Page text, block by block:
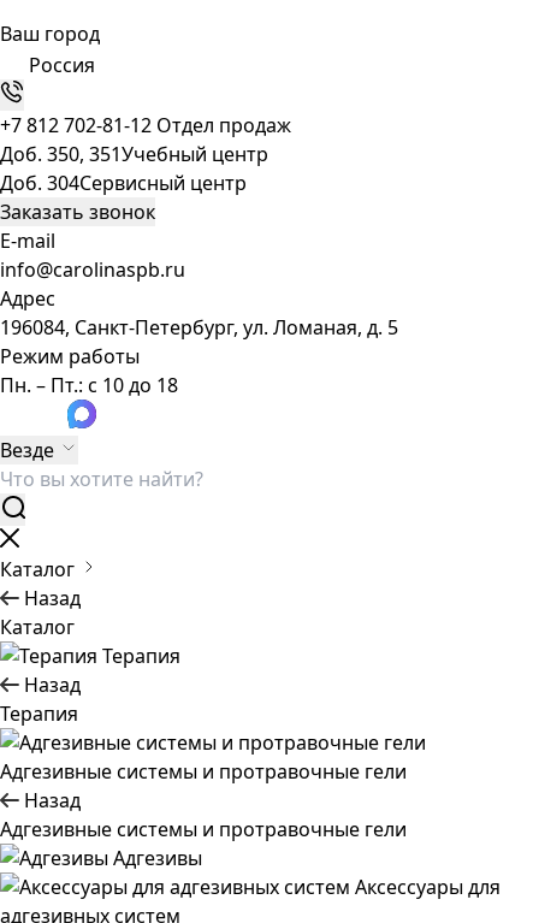
Ваш город
Россия
+7 812 702-81-12 Отдел продаж
Доб. 350, 351Учебный центр
Доб. 304Сервисный центр
Заказать звонок
E-mail
info@carolinaspb.ru
Адрес
196084, Санкт-Петербург, ул. Ломаная, д. 5
Режим работы
Пн. – Пт.: с 10 до 18
Везде
Каталог
Назад
Каталог
Терапия
Назад
Терапия
Адгезивные системы и протравочные гели
Назад
Адгезивные системы и протравочные гели
Адгезивы
Аксессуары для
адгезивных систем